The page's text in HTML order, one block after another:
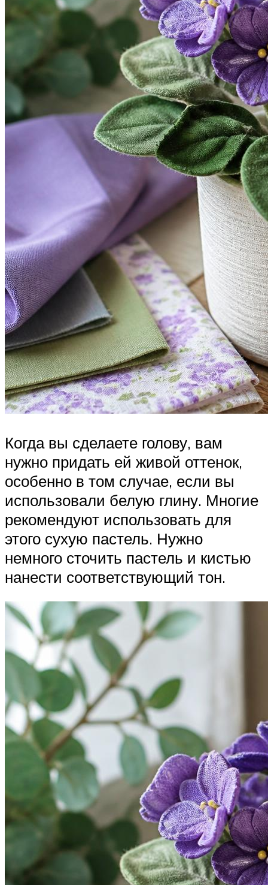
Когда вы сделаете голову, вам
нужно придать ей живой оттенок,
особенно в том случае, если вы
использовали белую глину. Многие
рекомендуют использовать для
этого сухую пастель. Нужно
немного сточить пастель и кистью
нанести соответствующий тон.